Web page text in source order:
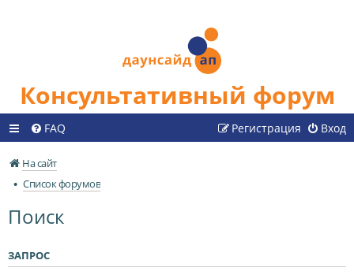
Консультативный форум
FAQ Вход
Регистрация
На сайт
Список форумов
Поиск
ЗАПРОС